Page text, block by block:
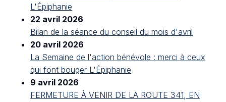
L'Épiphanie
22 avril 2026
Bilan de la séance du conseil du mois d'avril
20 avril 2026
La Semaine de l'action bénévole : merci à ceux
qui font bouger L'Épiphanie
9 avril 2026
FERMETURE À VENIR DE LA ROUTE 341, EN